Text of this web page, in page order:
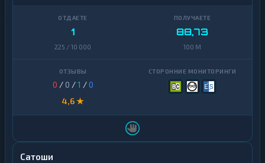
1
225 / 10 000
88,73
100 M
0 / 0 /1 /0
4,6 ★
Сатоши